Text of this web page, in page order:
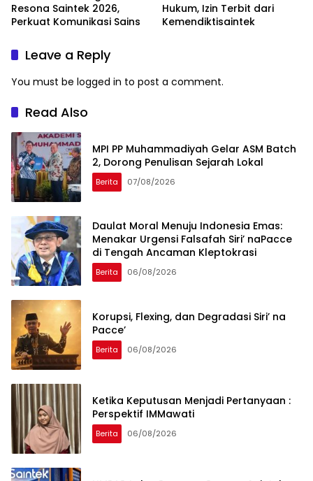
Resona Saintek 2026,
Perkuat Komunikasi Sains
Hukum, Izin Terbit dari
Kemendiktisaintek
Leave a Reply
You must be logged in to post a comment.
Read Also
MPI PP Muhammadiyah Gelar ASM Batch
2, Dorong Penulisan Sejarah Lokal
Berita 07/08/2026
Daulat Moral Menuju Indonesia Emas:
Menakar Urgensi Falsafah Siri’ naPacce
di Tengah Ancaman Kleptokrasi
Berita 06/08/2026
Korupsi, Flexing, dan Degradasi Siri’ na
Pacce’
Berita 06/08/2026
Ketika Keputusan Menjadi Pertanyaan :
Perspektif IMMawati
Berita 06/08/2026